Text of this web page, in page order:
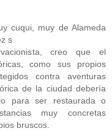
cuqui, muy de Alameda
s
creo que el
como sus propios
contra aventuras
de la ciudad debería
para ser restaurada o
muy concretas
bruscos.